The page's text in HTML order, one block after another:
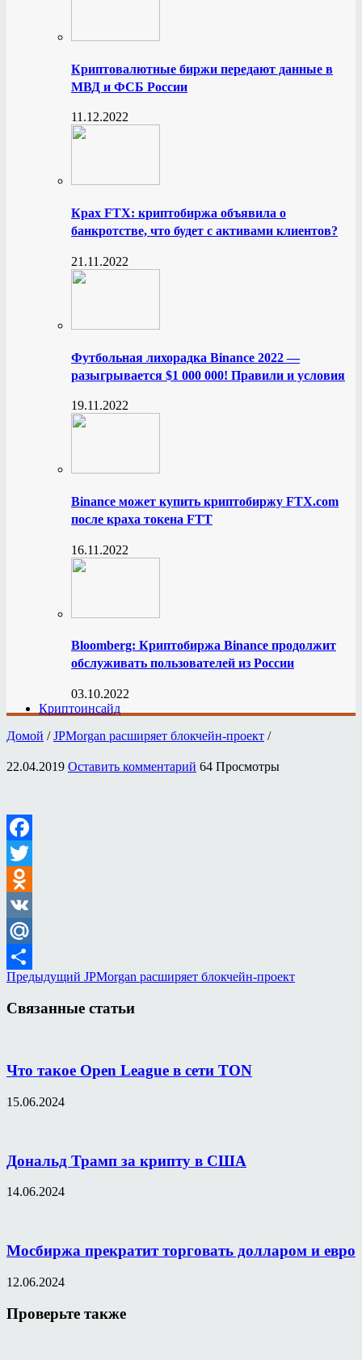
Криптовалютные биржи передают данные в
МВД и ФСБ России
11.12.2022
Крах FTX: криптобиржа объявила о
банкротстве, что будет с активами клиентов?
21.11.2022
Футбольная лихорадка Binance 2022 —
разыгрывается $1 000 000! Правили и условия
19.11.2022
Binance может купить криптобиржу FTX.com
после краха токена FTT
16.11.2022
Bloomberg: Криптобиржа Binance продолжит
обслуживать пользователей из России
03.10.2022
Криптоинсайд
Домой / JPMorgan расширяет блокчейн-проект /
22.04.2019 Оставить комментарий 64 Просмотры
Facebook
Twitter
Odnoklassniki
VK
Mail.Ru
Отправить
Предыдущий JPMorgan расширяет блокчейн-проект
Связанные статьи
Что такое Open League в сети TON
15.06.2024
Дональд Трамп за крипту в США
14.06.2024
Мосбиржа прекратит торговать долларом и евро
12.06.2024
Проверьте также